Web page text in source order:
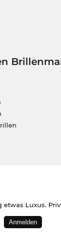
etwas Luxus.